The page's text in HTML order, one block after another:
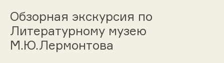
Обзорная экскурсия по
Литературному музею
М.Ю.Лермонтова